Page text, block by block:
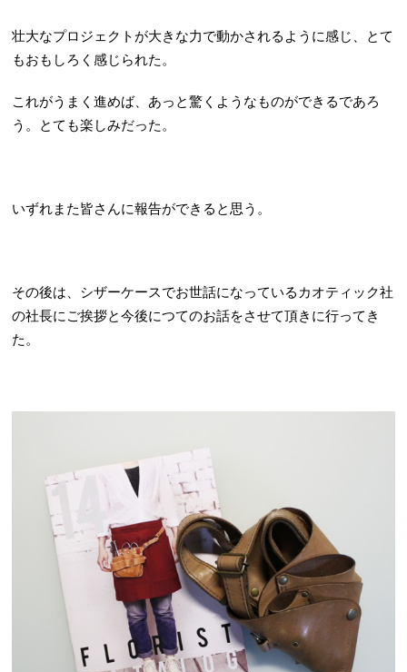
壮大なプロジェクトが大きな力で動かされるように感じ、とて
もおもしろく感じられた。
これがうまく進めば、あっと驚くようなものができるであろ
う。とても楽しみだった。
いずれまた皆さんに報告ができると思う。
その後は、シザーケースでお世話になっているカオティック社
の社長にご挨拶と今後につてのお話をさせて頂きに行ってき
た。